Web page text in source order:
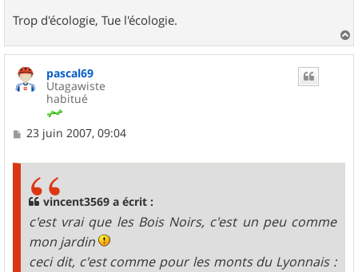
Trop d'écologie, Tue l'écologie.
a
pascal69
Utagawiste
habitué
M
23 juin 2007, 09:04
vincent3569 a écrit :
c'est vrai que les Bois Noirs, c'est un peu comme
mon jardin
ceci dit, c'est comme pour les monts du Lyonnais :